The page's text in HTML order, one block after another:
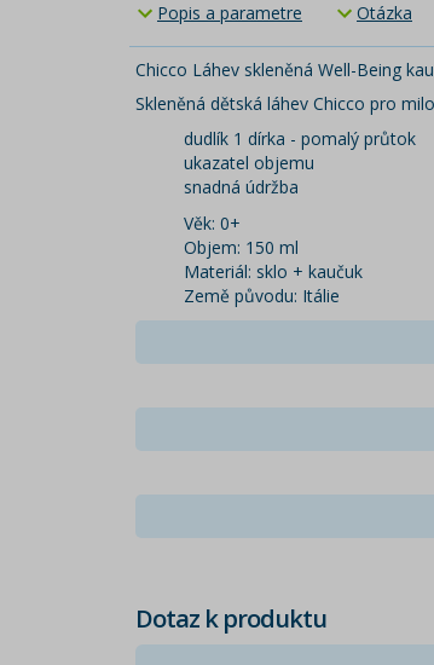
Popis a parametre Otázka
Chicco Láhev skleněná Well-Being
Skleněná dětská láhev Chicco pro
dudlík 1 dírka - pomalý průtok
ukazatel objemu
snadná údržba
Věk: 0+
Objem: 150 ml
Materiál: sklo + kaučuk
Země původu: Itálie
Dotaz k produktu